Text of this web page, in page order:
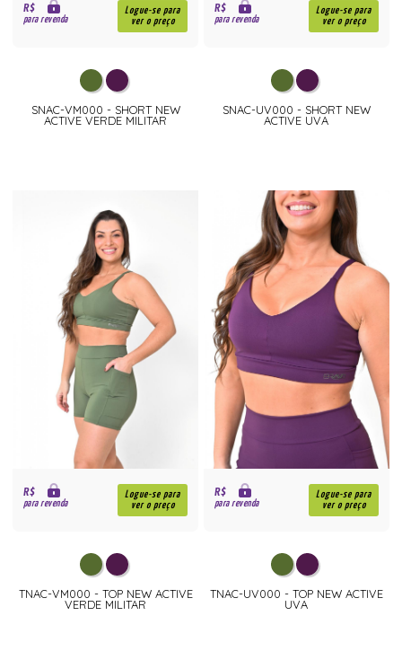
R$
para revenda
Logue-se para
ver o preço
SNAC-VM000 - SHORT NEW
ACTIVE VERDE MILITAR
R$
para revenda
Logue-se para
ver o preço
SNAC-UV000 - SHORT NEW
ACTIVE UVA
R$
para revenda
Logue-se para
ver o preço
TNAC-VM000 - TOP NEW ACTIVE
VERDE MILITAR
R$
para revenda
Logue-se para
ver o preço
TNAC-UV000 - TOP NEW ACTIVE
UVA